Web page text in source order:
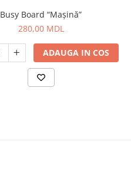
Busy Board “Mașină”
280,00 MDL
ADAUGA IN COS